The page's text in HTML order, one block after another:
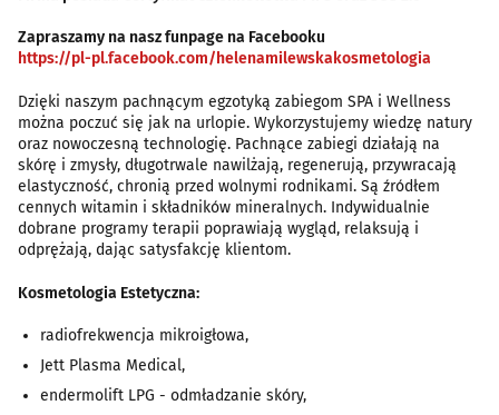
Zapraszamy na nasz funpage na Facebooku
https://pl-pl.facebook.com/helenamilewskakosmetologia
Dzięki naszym pachnącym egzotyką zabiegom SPA i Wellness
można poczuć się jak na urlopie. Wykorzystujemy wiedzę natury
oraz nowoczesną technologię. Pachnące zabiegi działają na
skórę i zmysły, długotrwale nawilżają, regenerują, przywracają
elastyczność, chronią przed wolnymi rodnikami. Są źródłem
cennych witamin i składników mineralnych. Indywidualnie
dobrane programy terapii poprawiają wygląd, relaksują i
odprężają, dając satysfakcję klientom.
Kosmetologia Estetyczna:
radiofrekwencja mikroigłowa,
Jett Plasma Medical,
endermolift LPG - odmładzanie skóry,